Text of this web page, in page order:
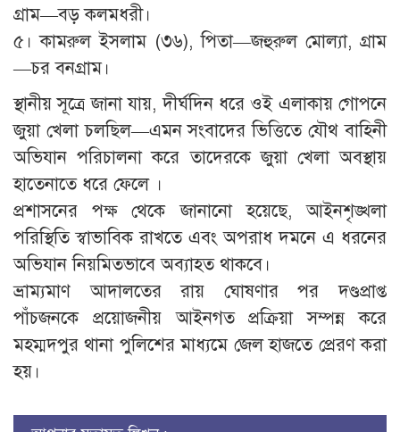
গ্রাম—বড় কলমধরী।
৫। কামরুল ইসলাম (৩৬), পিতা—জহুরুল মোল্যা, গ্রাম
—চর বনগ্রাম।
স্থানীয় সূত্রে জানা যায়, দীর্ঘদিন ধরে ওই এলাকায় গোপনে
জুয়া খেলা চলছিল—এমন সংবাদের ভিত্তিতে যৌথ বাহিনী
অভিযান পরিচালনা করে তাদেরকে জুয়া খেলা অবস্থায়
হাতেনাতে ধরে ফেলে ।
প্রশাসনের পক্ষ থেকে জানানো হয়েছে, আইনশৃঙ্খলা
পরিস্থিতি স্বাভাবিক রাখতে এবং অপরাধ দমনে এ ধরনের
অভিযান নিয়মিতভাবে অব্যাহত থাকবে।
ভ্রাম্যমাণ আদালতের রায় ঘোষণার পর দণ্ডপ্রাপ্ত
পাঁচজনকে প্রয়োজনীয় আইনগত প্রক্রিয়া সম্পন্ন করে
মহম্মদপুর থানা পুলিশের মাধ্যমে জেল হাজতে প্রেরণ করা
হয়।